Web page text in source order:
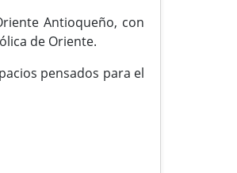
Antioqueño, con
de Oriente.
pensados para el